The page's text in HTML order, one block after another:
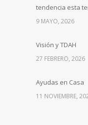
tendencia esta
9 MAYO, 2026
Visión y TDAH
27 FEBRERO, 2026
Ayudas en Casa
11 NOVIEMBRE,